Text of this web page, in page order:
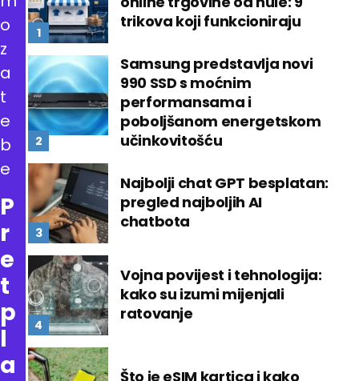
trikova koji funkcioniraju
Samsung predstavlja novi
990 SSD s moćnim
performansama i
poboljšanom energetskom
učinkovitošću
Najbolji chat GPT besplatan:
pregled najboljih AI
chatbota
Vojna povijest i tehnologija:
kako su izumi mijenjali
ratovanje
Što je eSIM kartica i kako
o
z
a
t
e
b
e
P
r
e
t
p
l
a